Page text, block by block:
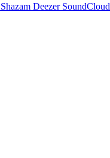
Shazam Deezer SoundCloud